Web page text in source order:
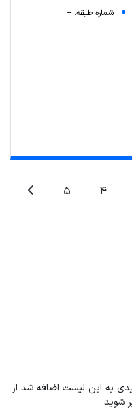
شماره طبقه: --
4
5
به این لیست اضافه شد از
شوید